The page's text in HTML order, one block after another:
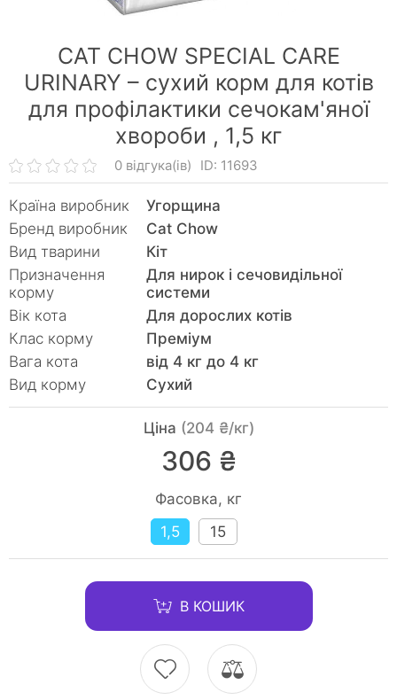
CAT CHOW SPECIAL CARE
URINARY – cухий корм для котів
для профілактики сечокам'яної
хвороби , 1,5 кг
0 відгука(ів) ID: 11693
Країна виробник
Угорщина
Бренд виробник
Cat Chow
Вид тварини
Кiт
Призначення
корму
Для нирок і сечовидільної
системи
Вік кота
Для дорослих котів
Клас корму
Преміум
Вага кота
від 4 кг до 4 кг
Вид корму
Сухий
Ціна (204 ₴/кг)
306 ₴
Фасовка, кг
1,5
15
В КОШИК